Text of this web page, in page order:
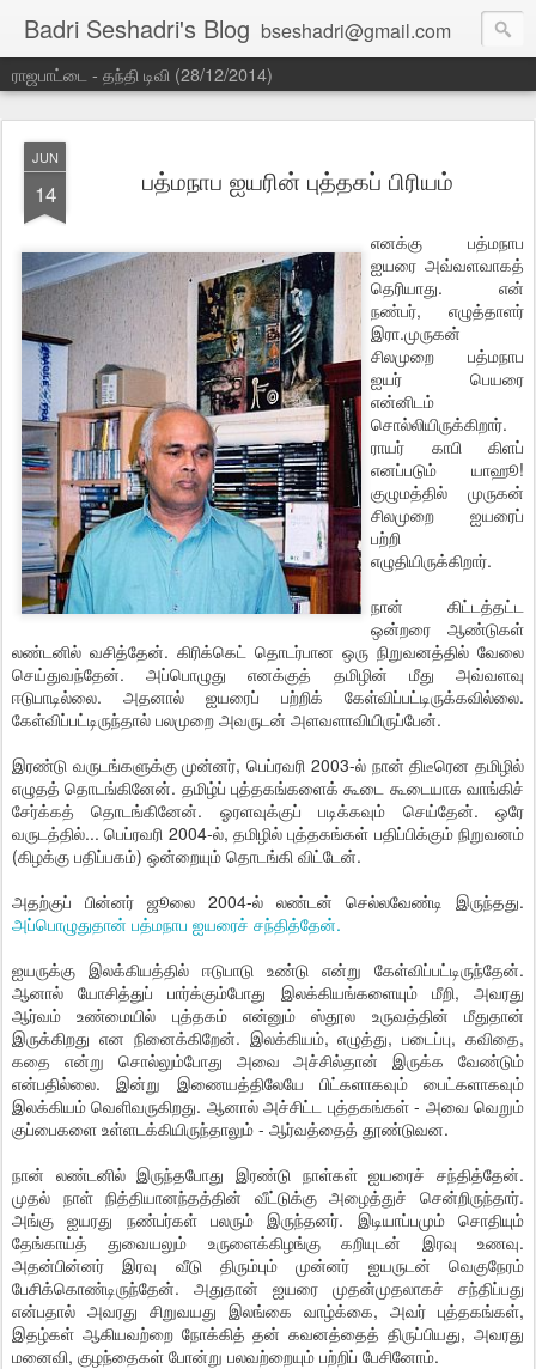
Badri Seshadri's Blog bseshadri@gmail.com
ராஜபாட்டை - தந்தி டிவி (28/12/2014)
JUN
14 பத்மநாப ஐயரின் புத்தகப் பிரியம்
எனக்கு பத்மநாப
ஐயரை அவ்வளவாகத்
தெரியாது. என்
நண்பர், எழுத்தாளர்
இரா.முருகன்
சிலமுறை பத்மநாப
ஐயர் பெயரை
என்னிடம்
சொல்லியிருக்கிறார்.
ராயர் காபி கிளப்
எனப்படும் யாஹூ!
குழுமத்தில் முருகன்
சிலமுறை ஐயரைப்
பற்றி
எழுதியிருக்கிறார்.
நான் கிட்டத்தட்ட
ஒன்றரை ஆண்டுகள்
லண்டனில் வசித்தேன். கிரிக்கெட் தொடர்பான ஒரு நிறுவனத்தில் வேலை
செய்துவந்தேன். அப்பொழுது எனக்குத் தமிழின் மீது அவ்வளவு
ஈடுபாடில்லை. அதனால் ஐயரைப் பற்றிக் கேள்விப்பட்டிருக்கவில்லை.
கேள்விப்பட்டிருந்தால் பலமுறை அவருடன் அளவளாவியிருப்பேன்.
இரண்டு வருடங்களுக்கு முன்னர், பெப்ரவரி 2003-ல் நான் திடீரென தமிழில்
எழுதத் தொடங்கினேன். தமிழ்ப் புத்தகங்களைக் கூடை கூடையாக வாங்கிச்
சேர்க்கத் தொடங்கினேன். ஓரளவுக்குப் படிக்கவும் செய்தேன். ஒரே
வருடத்தில்... பெப்ரவரி 2004-ல், தமிழில் புத்தகங்கள் பதிப்பிக்கும் நிறுவனம்
(கிழக்கு பதிப்பகம்) ஒன்றையும் தொடங்கி விட்டேன்.
அதற்குப் பின்னர் ஜூலை 2004-ல் லண்டன் செல்லவேண்டி இருந்தது.
அப்பொழுதுதான் பத்மநாப ஐயரைச் சந்தித்தேன்.
ஐயருக்கு இலக்கியத்தில் ஈடுபாடு உண்டு என்று கேள்விப்பட்டிருந்தேன்.
ஆனால் யோசித்துப் பார்க்கும்போது இலக்கியங்களையும் மீறி, அவரது
ஆர்வம் உண்மையில் புத்தகம் என்னும் ஸ்தூல உருவத்தின் மீதுதான்
இருக்கிறது என நினைக்கிறேன். இலக்கியம், எழுத்து, படைப்பு, கவிதை,
கதை என்று சொல்லும்போது அவை அச்சில்தான் இருக்க வேண்டும்
என்பதில்லை. இன்று இணையத்திலேயே பிட்களாகவும் பைட்களாகவும்
இலக்கியம் வெளிவருகிறது. ஆனால் அச்சிட்ட புத்தகங்கள் - அவை வெறும்
குப்பைகளை உள்ளடக்கியிருந்தாலும் - ஆர்வத்தைத் தூண்டுவன.
நான் லண்டனில் இருந்தபோது இரண்டு நாள்கள் ஐயரைச் சந்தித்தேன்.
முதல் நாள் நித்தியானந்தத்தின் வீட்டுக்கு அழைத்துச் சென்றிருந்தார்.
அங்கு ஐயரது நண்பர்கள் பலரும் இருந்தனர். இடியாப்பமும் சொதியும்
தேங்காய்த் துவையலும் உருளைக்கிழங்கு கறியுடன் இரவு உணவு.
அதன்பின்னர் இரவு வீடு திரும்பும் முன்னர் ஐயருடன் வெகுநேரம்
பேசிக்கொண்டிருந்தேன். அதுதான் ஐயரை முதன்முதலாகச் சந்திப்பது
என்பதால் அவரது சிறுவயது இலங்கை வாழ்க்கை, அவர் புத்தகங்கள்,
இதழ்கள் ஆகியவற்றை நோக்கித் தன் கவனத்தைத் திருப்பியது, அவரது
மனைவி, குழந்தைகள் போன்று பலவற்றையும் பற்றிப் பேசினோம்.